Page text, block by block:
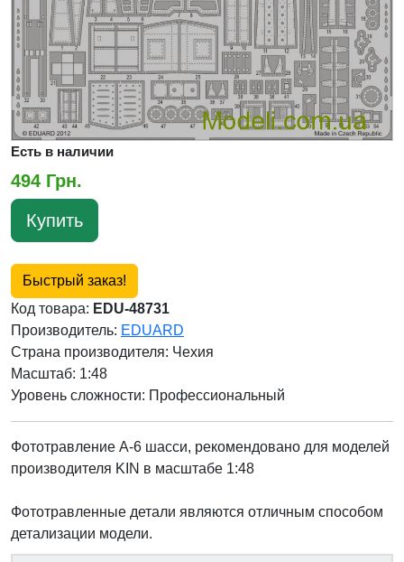
Есть в наличии
494 Грн.
Купить
Быстрый заказ!
Код товара: EDU-48731
Производитель: EDUARD
Страна производителя: Чехия
Масштаб: 1:48
Уровень сложности: Профессиональный
Фототравление А-6 шасси, рекомендовано для моделей
производителя KIN в масштабе 1:48
Фототравленные детали являются отличным способом
детализации модели.